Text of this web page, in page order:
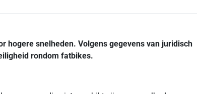
hogere snelheden. Volgens gegevens van juridisch
rondom fatbikes.